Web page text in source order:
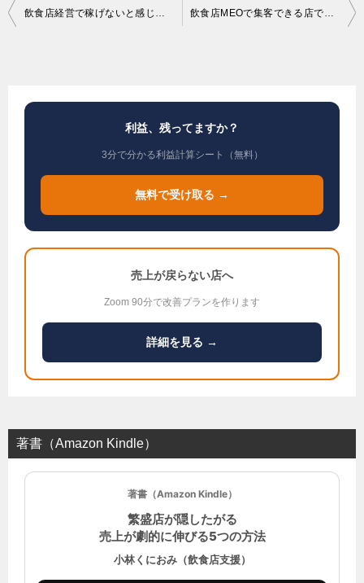
投
利益、残ってますか？
3分で分かる利益計算シート（無料）
無料で受け取る →
売上が戻らない店へ
Zoom 90分で改善プランを作ります
詳細を見る →
著書（Amazon Kindle）
著書（Amazon Kindle）
繁盛店が隠したがる
売上が劇的に伸びる5つの方法
小林くにおみ（飲食店支援）